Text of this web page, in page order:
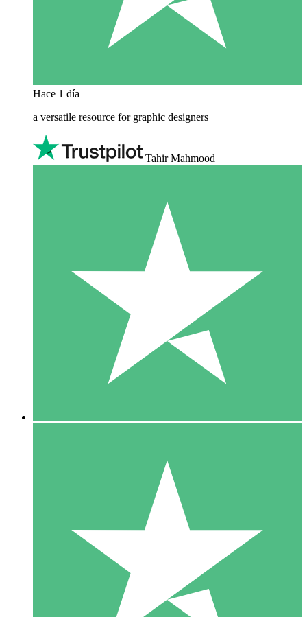
Hace 1 día
a versatile resource for graphic designers
Tahir Mahmood